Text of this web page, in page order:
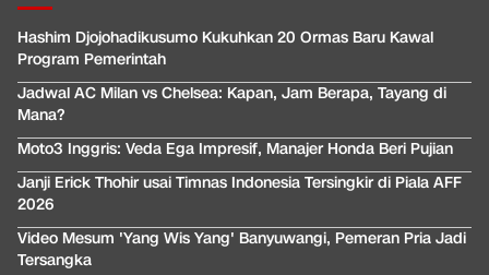
Hashim Djojohadikusumo Kukuhkan 20 Ormas Baru Kawal
Program Pemerintah
Jadwal AC Milan vs Chelsea: Kapan, Jam Berapa, Tayang di
Mana?
Moto3 Inggris: Veda Ega Impresif, Manajer Honda Beri Pujian
Janji Erick Thohir usai Timnas Indonesia Tersingkir di Piala AFF
2026
Video Mesum 'Yang Wis Yang' Banyuwangi, Pemeran Pria Jadi
Tersangka